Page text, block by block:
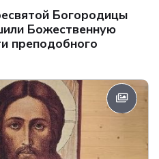
Богородицы
Божественную
преподобного